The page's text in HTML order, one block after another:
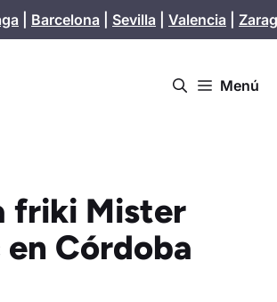
Barcelona Sevilla Valencia
Menú
friki Mister
Córdoba